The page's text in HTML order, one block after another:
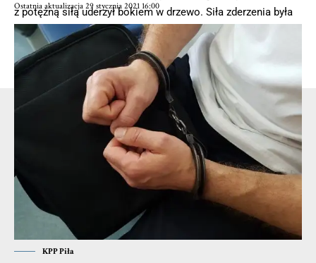
z potężną siłą uderzył bokiem w drzewo. Siła zderzenia była
tak duża, że samochód dosłownie owinął się na pniu.
Na miejsce szybko dotarły służby ratunkowe. Na miejscu
zginęła 42-letnia mieszkanka gminy Lubowidz.
- Reklama -
Ostatnia aktualizacja 29 stycznia 2021 16:00
KPP Piła